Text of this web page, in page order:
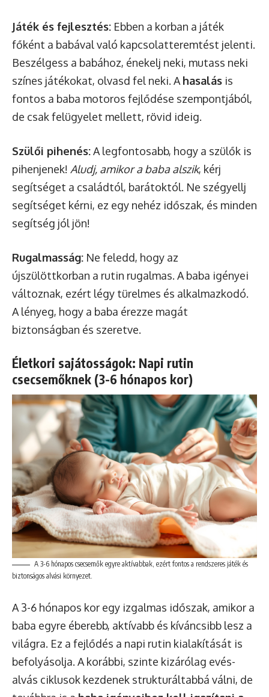
Játék és fejlesztés: Ebben a korban a játék
főként a babával való kapcsolatteremtést jelenti.
Beszélgess a babához, énekelj neki, mutass neki
színes játékokat, olvasd fel neki. A hasalás is
fontos a baba motoros fejlődése szempontjából,
de csak felügyelet mellett, rövid ideig.
Szülői pihenés:A legfontosabb, hogy a szülők is
pihenjenek! Aludj, amikor a baba alszik, kérj
segítséget a családtól, barátoktól. Ne szégyellj
segítséget kérni, ez egy nehéz időszak, és minden
segítség jól jön!
Rugalmasság: Ne feledd, hogy az
újszülöttkorban a rutin rugalmas. A baba igényei
változnak, ezért légy türelmes és alkalmazkodó.
A lényeg, hogy a baba érezze magát
biztonságban és szeretve.
Életkori sajátosságok: Napi rutin
csecsemőknek (3-6 hónapos kor)
A 3-6 hónapos csecsemők egyre aktívabbak, ezért fontos a rendszeres játék és
biztonságos alvási környezet.
A 3-6 hónapos kor egy izgalmas időszak, amikor a
baba egyre éberebb, aktívabb és kíváncsibb lesz a
világra. Ez a fejlődés a napi rutin kialakítását is
befolyásolja. A korábbi, szinte kizárólag evés-
alvás ciklusok kezdenek strukturáltabbá válni, de